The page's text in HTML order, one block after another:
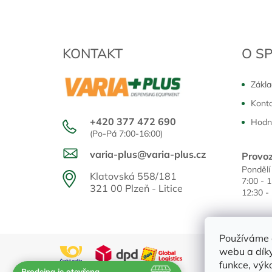
webu a
funkce,
KONTAKT
+420 377 472 690
(Po-Pá 7:00-16:00)
varia-plus@varia-plus.cz
Klatovská 558/181
321 00 Plzeň - Litice
O
7:00 -
12:30 -